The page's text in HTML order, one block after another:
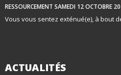
RESSOURCEMENT SAMEDI 12 OCTOBRE
Vous vous sentez exténué(e), à bout
ACTUALITÉS